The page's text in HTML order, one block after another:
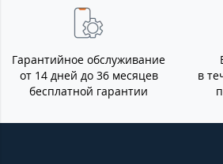
Гарантийное обслуживание
от 14 дней до 36 месяцев
бесплатной гарантии
в